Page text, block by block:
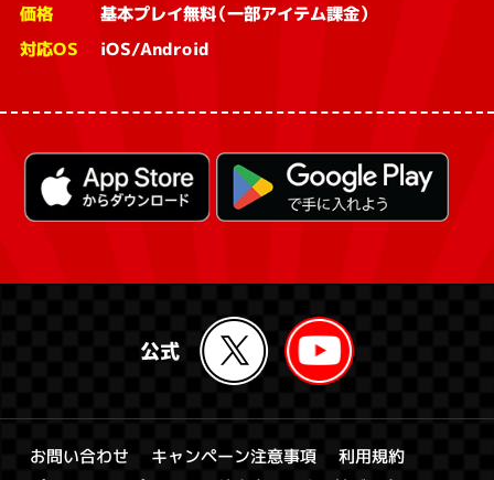
価格 基本プレイ無料（一部アイテム課金）
対応OS iOS/Android
お問い合わせ キャンペーン注意事項 利用規約